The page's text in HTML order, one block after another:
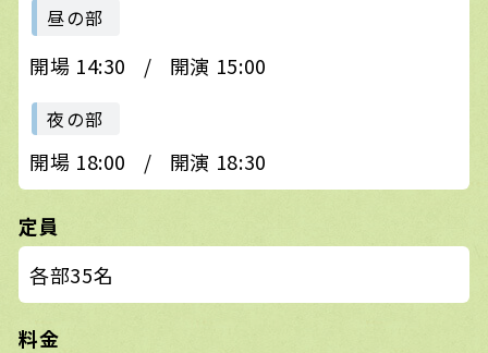
昼の部
開場 14:30 / 開演 15:00
夜の部
開場 18:00 / 開演 18:30
定員
各部35名
料金